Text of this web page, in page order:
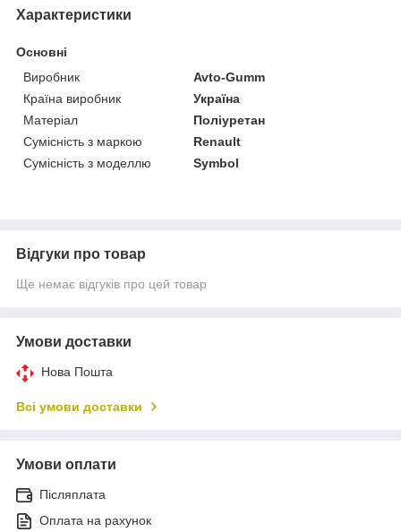
Характеристики
Основні
Виробник
Avto-Gumm
Країна виробник
Україна
Матеріал
Поліуретан
Сумісність з маркою
Renault
Сумісність з моделлю
Symbol
Відгуки про товар
Ще немає відгуків про цей товар
Умови доставки
Нова Пошта
Всі умови доставки
Умови оплати
Післяплата
Оплата на рахунок